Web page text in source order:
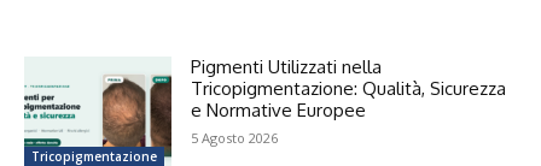
Tricopigmentazione
Pigmenti Utilizzati nella
Tricopigmentazione: Qualità, Sicurezza
e Normative Europee
5 Agosto 2026